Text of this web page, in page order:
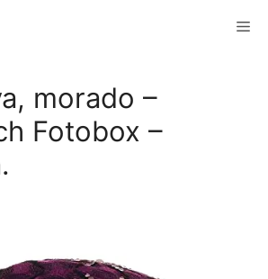
morado –
Fotobox –